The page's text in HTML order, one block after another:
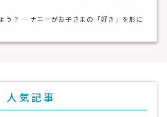
う？ ― ナニーがお子さまの「好き」を形に
人気記事